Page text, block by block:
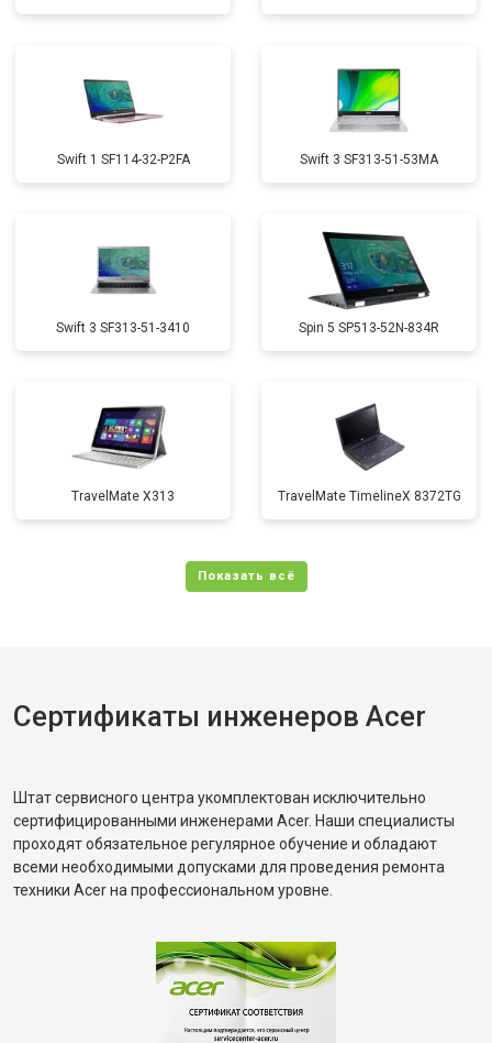
Swift 1 SF114-32-P2FA Swift 3 SF313-51-53MA
Swift 3 SF313-51-3410 Spin 5 SP513-52N-834R
TravelMate X313 TravelMate TimelineX 8372TG
Сертификаты инженеров Acer
Штат сервисного центра укомплектован исключительно
сертифицированными инженерами Acer. Наши специалисты
проходят обязательное регулярное обучение и обладают
всеми необходимыми допусками для проведения ремонта
техники Acer на профессиональном уровне.